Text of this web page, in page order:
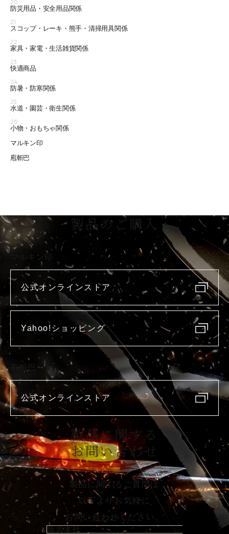
20
防災用品・安全用品関係
21
スコップ・レーキ・熊手・清掃用具関係
22
家具・家電・生活雑貨関係
23
快適商品
24
防暑・防寒関係
25
水道・園芸・衛生関係
26
小物・おもちゃ関係
マルキン印
庖斬巴
製品のご購入
マルキン印
公式オンラインストア
Yahoo!ショッピング
庖斬巴
公式オンラインストア
製品に関する
お問い合わせ
製品に関するご質問は
以下よりお気軽に
お問い合わせください。
新潟本社